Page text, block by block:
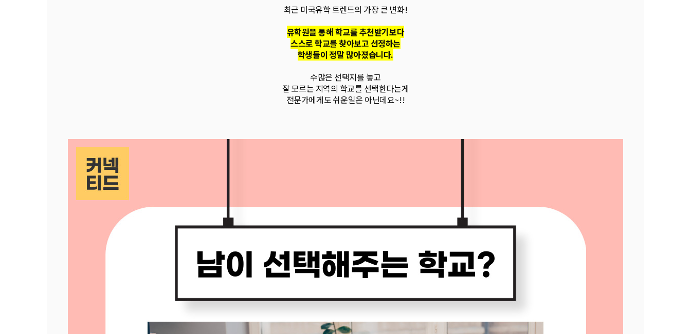
최근 미국유학 트렌드의 가장 큰 변화!
유학원을 통해 학교를 추천받기보다
스스로 학교를 찾아보고 선정하는
학생들이 정말 많아졌습니다.
수많은 선택지를 놓고
잘 모르는 지역의 학교를 선택한다는게
전문가에게도 쉬운일은 아닌데요~!!